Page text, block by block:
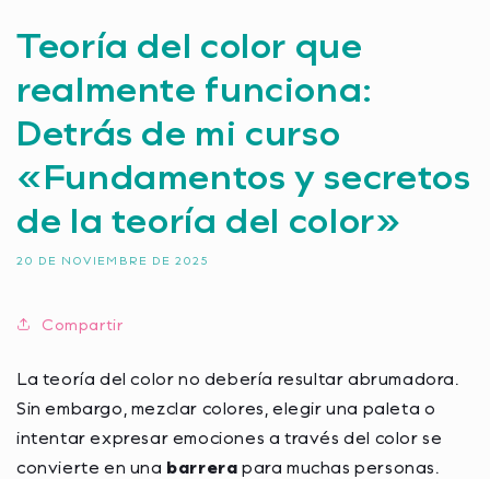
Teoría del color que
realmente funciona:
Detrás de mi curso
«Fundamentos y secretos
de la teoría del color»
20 DE NOVIEMBRE DE 2025
Compartir
La teoría del color no debería resultar abrumadora.
Sin embargo, mezclar colores, elegir una paleta o
intentar expresar emociones a través del color se
convierte en una barrera para muchas personas.